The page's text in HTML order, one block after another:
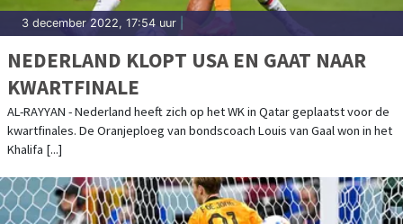
3 december 2022, 17:54 uur
NEDERLAND KLOPT USA EN GAAT NAAR
KWARTFINALE
AL-RAYYAN - Nederland heeft zich op het WK in Qatar geplaatst voor de
kwartfinales. De Oranjeploeg van bondscoach Louis van Gaal won in het
Khalifa [...]